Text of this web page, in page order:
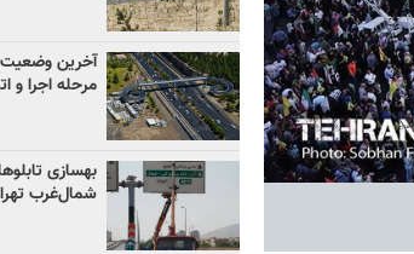
مرحله اجرا و
بهسازی
شمال‌غرب